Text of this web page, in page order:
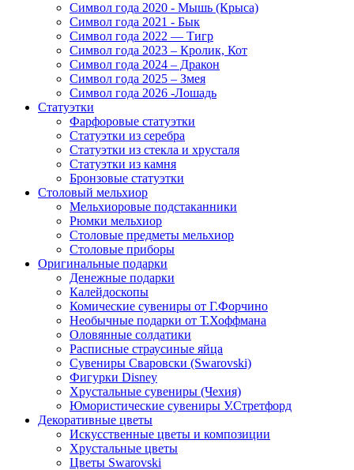
Символ года 2020 - Мышь (Крыса)
Символ года 2021 - Бык
Символ года 2022 — Тигр
Символ года 2023 – Кролик, Кот
Символ года 2024 – Дракон
Символ года 2025 – Змея
Символ года 2026 -Лошадь
Статуэтки
Фарфоровые статуэтки
Статуэтки из серебра
Статуэтки из стекла и хрусталя
Статуэтки из камня
Бронзовые статуэтки
Столовый мельхиор
Мельхиоровые подстаканники
Рюмки мельхиор
Столовые предметы мельхиор
Столовые приборы
Оригинальные подарки
Денежные подарки
Калейдоскопы
Комические сувениры от Г.Форчино
Необычные подарки от Т.Хоффмана
Оловянные солдатики
Расписные страусиные яйца
Сувениры Сваровски (Swarovski)
Фигурки Disney
Хрустальные сувениры (Чехия)
Юмористические сувениры У.Стретфорд
Декоративные цветы
Искусственные цветы и композиции
Хрустальные цветы
Цветы Swarovski